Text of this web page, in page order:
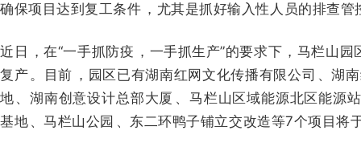
确保项目达到复工条件，尤其是抓好输入性人员的排查管控
近日，在“一手抓防疫，一手抓生产”的要求下，马栏
复产。
目前，园区已有湖南红网文化传播有限公司 、
地 、湖南创意设计总部大厦、马栏山区域能源北区能源
基地、马栏山公园、东二环鸭子铺立交改造等7个项目将